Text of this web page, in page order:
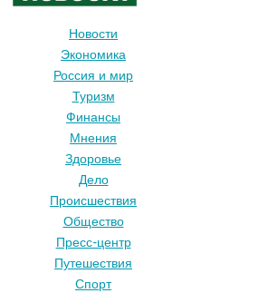
Новости
Экономика
Россия и мир
Туризм
Финансы
Мнения
Здоровье
Дело
Происшествия
Общество
Пресс-центр
Путешествия
Спорт